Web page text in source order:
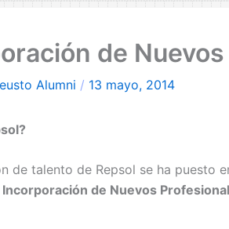
de
Alumni / 13 mayo, 2014
de talento de Repsol se ha puesto
Incorporación de Nuevos